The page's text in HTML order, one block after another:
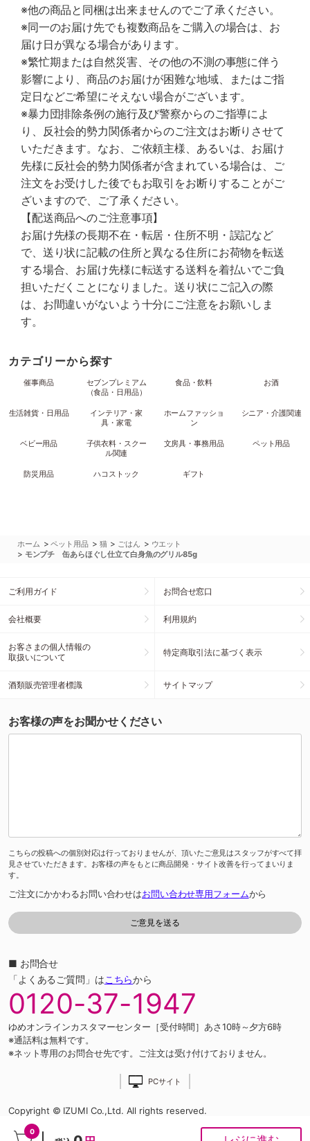
0
※他の商品と同梱は出来ませんのでご了承ください。
※同一のお届け先でも複数商品をご購入の場合は、お
届け日が異なる場合があります。
※繁忙期または自然災害、その他の不測の事態に伴う
影響により、商品のお届けが困難な地域、またはご指
定日などご希望にそえない場合がございます。
※暴力団排除条例の施行及び警察からのご指導によ
り、反社会的勢力関係者からのご注文はお断りさせて
いただきます。なお、ご依頼主様、あるいは、お届け
先様に反社会的勢力関係者が含まれている場合は、ご
注文をお受けした後でもお取引をお断りすることがご
ざいますので、ご了承ください。
【配送商品へのご注意事項】
お届け先様の長期不在・転居・住所不明・誤記など
で、送り状に記載の住所と異なる住所にお荷物を転送
する場合、お届け先様に転送する送料を着払いでご負
担いただくことになりました。送り状にご記入の際
は、お間違いがないよう十分にご注意をお願いしま
す。
カテゴリーから探す
催事商品
セブンプレミアム
（食品・日用品）
食品・飲料 お酒
生活雑貨・日用品
インテリア・家
具・家電
ホームファッショ
ン
シニア・介護関連
ベビー用品
子供衣料・スクー
ル関連
文房具・事務用品 ペット用品
防災用品 ハコストック ギフト
ホーム >ペット用品 > 猫 > ごはん > ウエット
> モンプチ 缶あらほぐし仕立て白身魚のグリル85g
ご利用ガイド お問合せ窓口
会社概要 利用規約
お客さまの個人情報の
取扱いについて
特定商取引法に基づく表示
酒類販売管理者標識 サイトマップ
お客様の声をお聞かせください
こちらの投稿への個別対応は行っておりませんが、頂いたご意見はスタッフがすべて拝
見させていただきます。お客様の声をもとに商品開発・サイト改善を行ってまいりま
す。
ご注文にかかわるお問い合わせはお問い合わせ専用フォームから
■ お問合せ
「よくあるご質問」はこちらから
0120-37-1947
ゆめオンラインカスタマーセンター［受付時間］あさ10時～夕方6時
※通話料は無料です。
※ネット専用のお問合せ先です。ご注文は受け付けておりません。
PCサイト
Copyright © IZUMI Co.,Ltd. All rights reserved.